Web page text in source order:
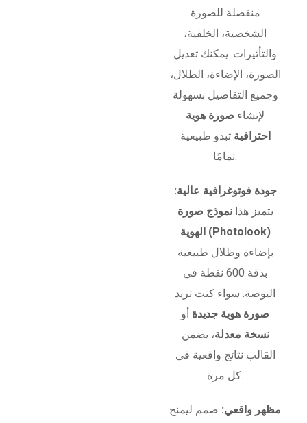
منفصلة للصورة
الشخصية، الخلفية،
والتأثيرات. يمكنك تعديل
الصورة، الإضاءة، الظلال،
وجميع التفاصيل بسهولة
لإنشاء صورة هوية
احترافية تبدو طبيعية
تمامًا.
جودة فوتوغرافية عالية:
يتميز هذانموذج صورة
الهوية (Photolook)
بإضاءة وظلال طبيعية
بدقة 600 نقطة في
البوصة. سواء كنت تريد
صورة هوية جديدة أو
نسخة معدلة، يضمن
القالب نتائج واقعية في
كل مرة.
مظهر واقعي: صمم ليمنح